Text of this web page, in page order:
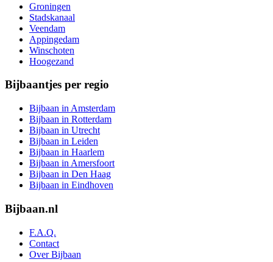
Groningen
Stadskanaal
Veendam
Appingedam
Winschoten
Hoogezand
Bijbaantjes per regio
Bijbaan in Amsterdam
Bijbaan in Rotterdam
Bijbaan in Utrecht
Bijbaan in Leiden
Bijbaan in Haarlem
Bijbaan in Amersfoort
Bijbaan in Den Haag
Bijbaan in Eindhoven
Bijbaan.nl
F.A.Q.
Contact
Over Bijbaan